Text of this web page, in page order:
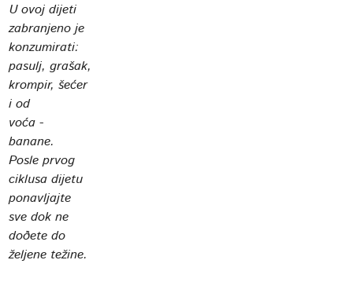
U ovoj dijeti
zabranjeno je
konzumirati:
pasulj, grašak,
krompir, šećer
i od
voća -
banane.
Posle prvog
ciklusa dijetu
ponavljajte
sve dok ne
doðete do
željene težine.